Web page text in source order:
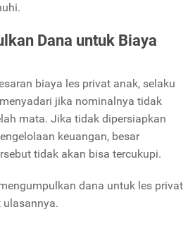
Dana untuk Biaya
biaya les privat anak, selaku
jika nominalnya tidak
mata. Jika tidak dipersiapkan
keuangan, besar
tidak akan bisa tercukupi.
dana untuk les privat
ulasannya.